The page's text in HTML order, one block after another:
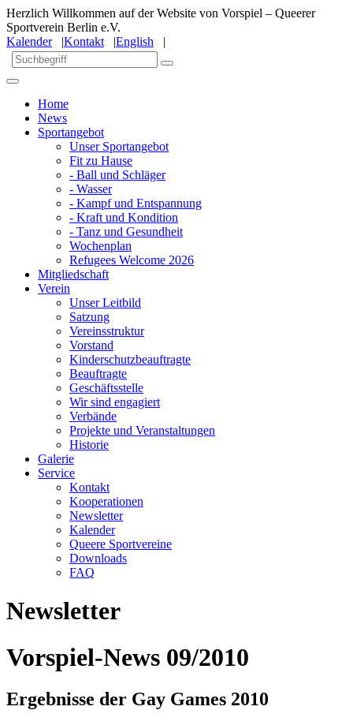
Herzlich Willkommen auf der Website von Vorspiel – Queerer
Sportverein Berlin e.V.
Kalender|Kontakt |English |
Home
News
Sportangebot
Unser Sportangebot
Fit zu Hause
- Ball und Schläger
- Wasser
- Kampf und Entspannung
- Kraft und Kondition
- Tanz und Gesundheit
Wochenplan
Refugees Welcome 2026
Mitgliedschaft
Verein
Unser Leitbild
Satzung
Vereinsstruktur
Vorstand
Kinderschutzbeauftragte
Beauftragte
Geschäftsstelle
Wir sind engagiert
Verbände
Projekte und Veranstaltungen
Historie
Galerie
Service
Kontakt
Kooperationen
Newsletter
Kalender
Queere Sportvereine
Downloads
FAQ
Newsletter
Vorspiel-News 09/2010
Ergebnisse der Gay Games 2010